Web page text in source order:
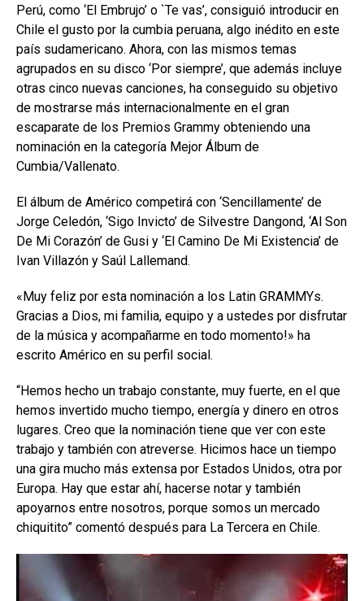
Perú, como ‘El Embrujo’ o `Te vas’, consiguió introducir en
Chile el gusto por la cumbia peruana, algo inédito en este
país sudamericano. Ahora, con las mismos temas
agrupados en su disco ‘Por siempre’, que además incluye
otras cinco nuevas canciones, ha conseguido su objetivo
de mostrarse más internacionalmente en el gran
escaparate de los Premios Grammy obteniendo una
nominación en la categoría Mejor Álbum de
Cumbia/Vallenato.
El álbum de Américo competirá con ‘Sencillamente’ de
Jorge Celedón, ‘Sigo Invicto’ de Silvestre Dangond, ‘Al Son
De Mi Corazón’ de Gusi y ‘El Camino De Mi Existencia’ de
Ivan Villazón y Saúl Lallemand.
«Muy feliz por esta nominación a los Latin GRAMMYs.
Gracias a Dios, mi familia, equipo y a ustedes por disfrutar
de la música y acompañarme en todo momento!» ha
escrito Américo en su perfil social.
“Hemos hecho un trabajo constante, muy fuerte, en el que
hemos invertido mucho tiempo, energía y dinero en otros
lugares. Creo que la nominación tiene que ver con este
trabajo y también con atreverse. Hicimos hace un tiempo
una gira mucho más extensa por Estados Unidos, otra por
Europa. Hay que estar ahí, hacerse notar y también
apoyarnos entre nosotros, porque somos un mercado
chiquitito” comentó después para La Tercera en Chile.